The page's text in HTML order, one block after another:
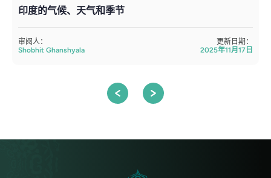
印度的气候、天气和季节
审阅人：
Shobhit Ghanshyala
更新日期：
2025年11月17日